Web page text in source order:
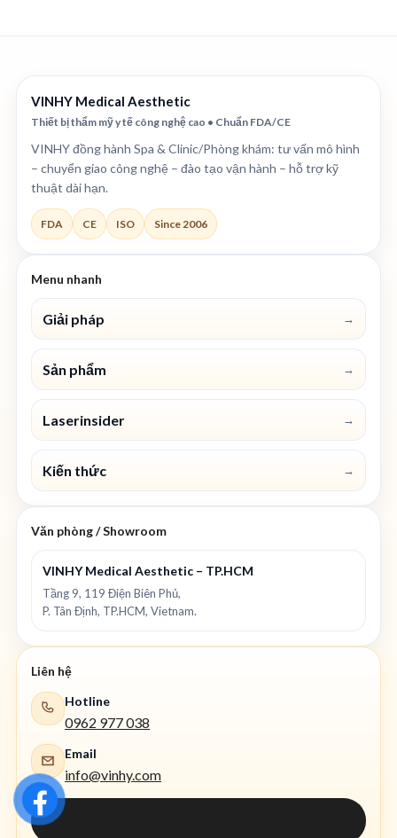
VINHY Medical Aesthetic
Thiết bị thẩm mỹ y tế công nghệ cao • Chuẩn FDA/CE
VINHY đồng hành Spa & Clinic/Phòng khám: tư vấn mô hình
– chuyển giao công nghệ – đào tạo vận hành – hỗ trợ kỹ
thuật dài hạn.
FDA CE ISO Since 2006
Menu nhanh
Giải pháp →
Sản phẩm →
Laserinsider →
Kiến thức →
Văn phòng / Showroom
VINHY Medical Aesthetic – TP.HCM
Tầng 9, 119 Điện Biên Phủ,
P. Tân Định, TP.HCM, Vietnam.
Liên hệ
Hotline
0962 977 038
Email
info@vinhy.com